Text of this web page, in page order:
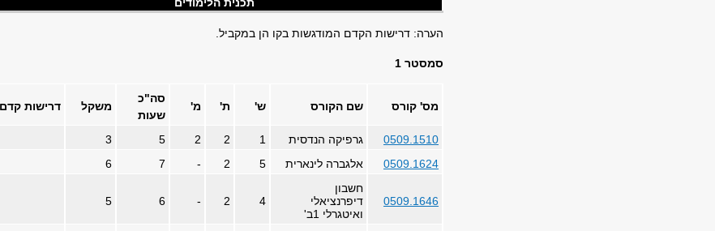
הערה: דרישות הקדם המודגשות בקו הן במקביל.
סמסטר 1
מס' קורס שם הקורס ש' ת' מ'
סה"כ
שעות
משקל דרישות קדם
0509.1510 גרפיקה הנדסית 1
2
2
5
3
0509.1624
אלגברה לינארית 5
2
-
7
6
0509.1646
חשבון
דיפרנציאלי
ואיטגרלי 1ב'
4
2
-
6
5